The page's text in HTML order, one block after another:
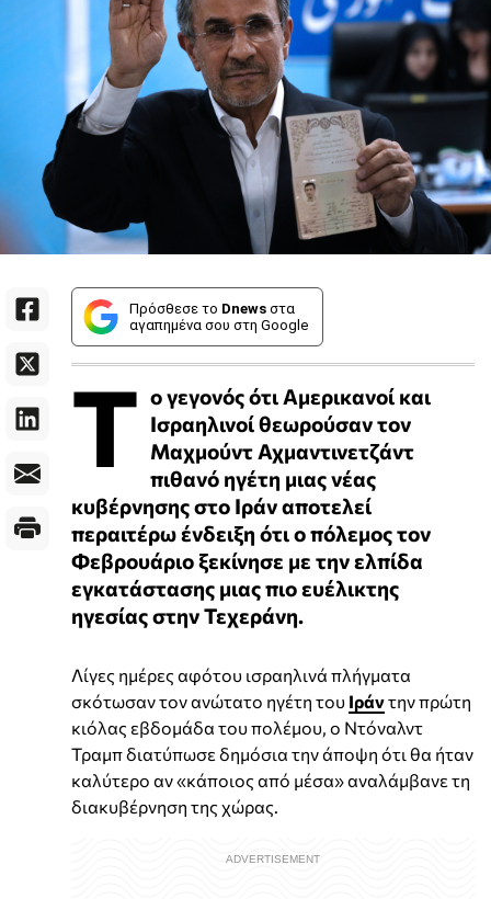
Πρόσθεσε το Dnews στα
αγαπημένα σου στη Google
Τ ο γεγονός ότι Αμερικανοί και
Ισραηλινοί θεωρούσαν τον
Μαχμούντ Αχμαντινετζάντ
πιθανό ηγέτη μιας νέας
κυβέρνησης στο Ιράν αποτελεί
περαιτέρω ένδειξη ότι ο πόλεμος τον
Φεβρουάριο ξεκίνησε με την ελπίδα
εγκατάστασης μιας πιο ευέλικτης
ηγεσίας στην Τεχεράνη.
Λίγες ημέρες αφότου ισραηλινά πλήγματα
σκότωσαν τον ανώτατο ηγέτη του Ιράντην πρώτη
κιόλας εβδομάδα του πολέμου, ο Ντόναλντ
Τραμπ διατύπωσε δημόσια την άποψη ότι θα ήταν
καλύτερο αν «κάποιος από μέσα» αναλάμβανε τη
διακυβέρνηση της χώρας.